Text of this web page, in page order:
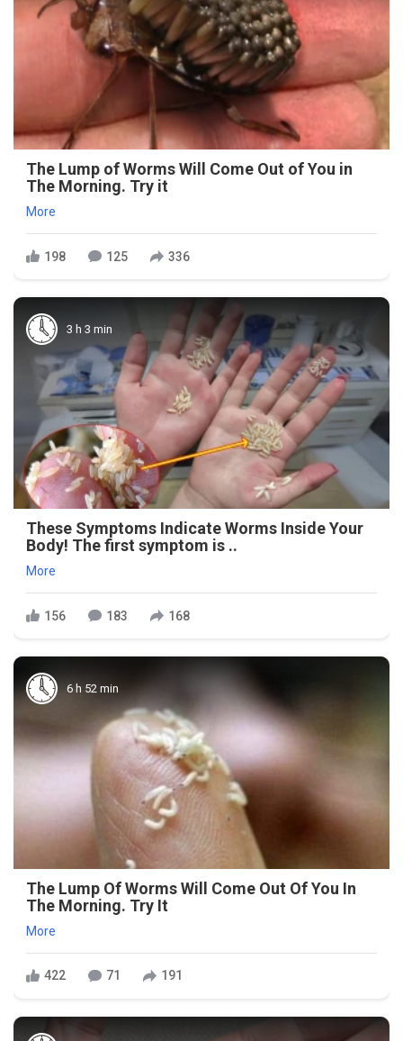
The Lump of Worms Will Come Out of You in
The Morning. Try it
More
198 125 336
3 h 3 min
These Symptoms Indicate Worms Inside Your
Body! The first symptom is ..
More
156 183 168
6 h 52 min
The Lump Of Worms Will Come Out Of You In
The Morning. Try It
More
422 71 191